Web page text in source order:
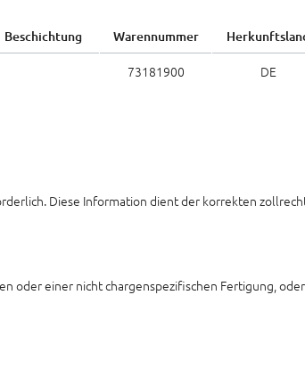
Beschichtung Warennummer
73181900 DE
Diese Information dient der korrekten
oder einer nicht chargenspezifischen Fertigung,